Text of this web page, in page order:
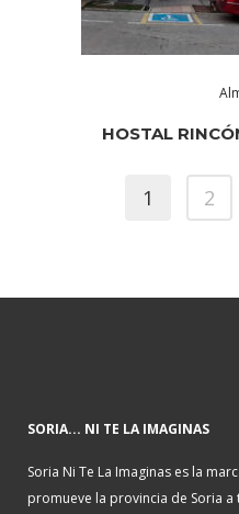
HOSTAL
1 2
SORIA... NI TE LA IMAGINAS
Soria Ni Te La Imaginas es la
promueve la provincia de Soria